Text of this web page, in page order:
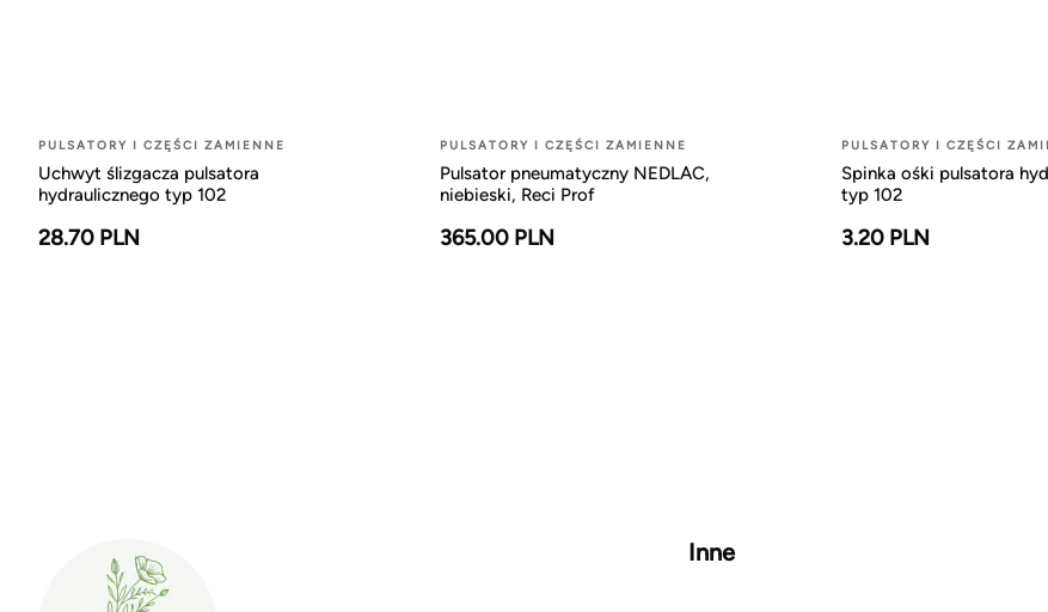
PULSATORY I CZĘŚCI ZAMIENNE
Uchwyt ślizgacza pulsatora
hydraulicznego typ 102
28.70 PLN
PULSATORY I CZĘŚCI ZAMIENNE
Pulsator pneumatyczny NEDLAC,
niebieski, Reci Prof
365.00 PLN
PULSATORY I CZĘŚCI
Spinka ośki pulsatora
typ 102
3.20 PLN
Inne